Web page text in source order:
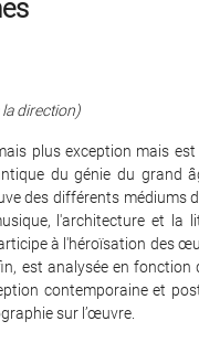
direction)
plus exception mais est
du génie du grand
des différents médiums
l'architecture et la
à l'héroïsation des
est analysée en fonction
contemporaine et
sur l’œuvre.